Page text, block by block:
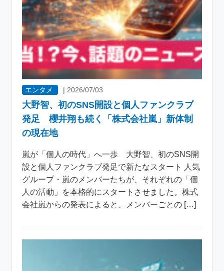
エンタメ | 2026/07/03
大野智、初のSNS開設と個人ファンクラブ
発足 櫻井翔も続く「株式会社嵐」新体制
の現在地
嵐が「個人の時代」へ一歩 大野智、初のSNS開
設と個人ファンクラブ発足で新たなスタート 人気
グループ・嵐のメンバーたちが、それぞれの「個
人の活動」を本格的にスタートさせました。株式
会社嵐からの発表によると、メンバーごとの […]